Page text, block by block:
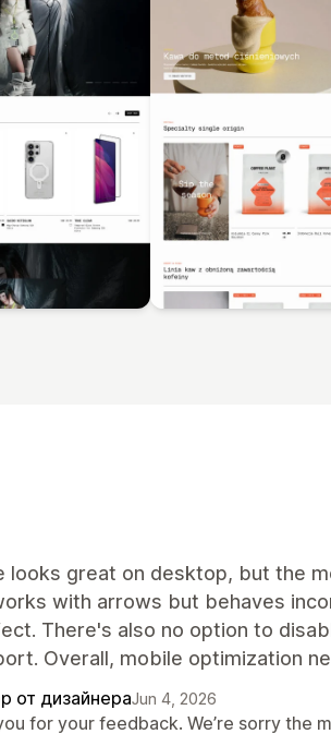
looks great on desktop, but the
with arrows but behaves
There's also no option to
Overall, mobile optimization
от дизайнераJun 4, 2026
for your feedback. We’re sorry the